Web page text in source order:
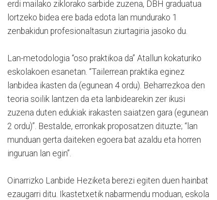
erdi mailako ziklorako sarbide zuzena, DBH graduatua
lortzeko bidea ere bada edota lan mundurako 1
zenbakidun profesionaltasun ziurtagiria jasoko du.
Lan-metodologia “oso praktikoa da” Atallun kokaturiko
eskolakoen esanetan. “Tailerrean praktika eginez
lanbidea ikasten da (egunean 4 ordu). Beharrezkoa den
teoria soilik lantzen da eta lanbidearekin zer ikusi
zuzena duten edukiak irakasten saiatzen gara (egunean
2 ordu)”. Bestalde, erronkak proposatzen dituzte; “lan
munduan gerta daiteken egoera bat azaldu eta horren
inguruan lan egin”.
Oinarrizko Lanbide Heziketa berezi egiten duen hainbat
ezaugarri ditu. Ikastetxetik nabarmendu moduan, eskola